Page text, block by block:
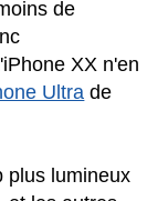
de
XX n'en
Ultra de
plus lumineux